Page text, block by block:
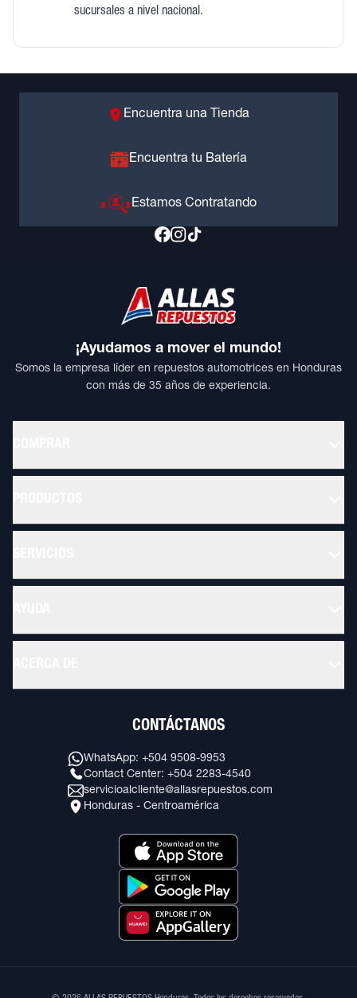
sucursales a nivel nacional.
Encuentra una Tienda
Encuentra tu Batería
Estamos Contratando
¡Ayudamos a mover el mundo!
Somos la empresa líder en repuestos automotrices en Honduras
con más de 35 años de experiencia.
CONTÁCTANOS
WhatsApp: +504 9508-9953
Contact Center: +504 2283-4540
servicioalcliente@allasrepuestos.com
Honduras - Centroamérica